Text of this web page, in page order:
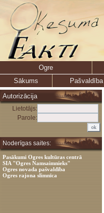
Ogre
Sākums
Pašvaldība
Autorizācija
Lietotājs:
Parole:
Noderīgas saites:
Pasākumi Ogres kultūras centrā
SIA "Ogres Namsaimnieks"
Ogres novada pašvaldība
Ogres rajona slimnīca